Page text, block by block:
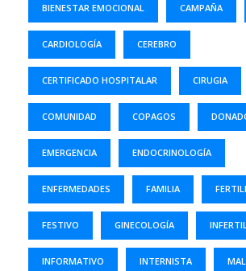
BIENESTAR EMOCIONAL CAMPAÑA
CARDIOLOGÍA CEREBRO
CERTIFICADO HOSPITALAR CIRUGIA
COMUNIDAD COPAGOS
EMERGENCIA ENDOCRINOLOGÍA
ENFERMEDADES FAMILIA
FESTIVO GINECOLOGÍA
INFORMATIVO INTERNISTA